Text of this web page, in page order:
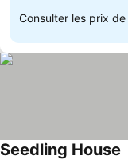
Consulter les prix de
Seedling House